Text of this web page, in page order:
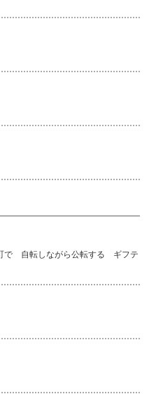
で 自転しながら公転する ギフテ